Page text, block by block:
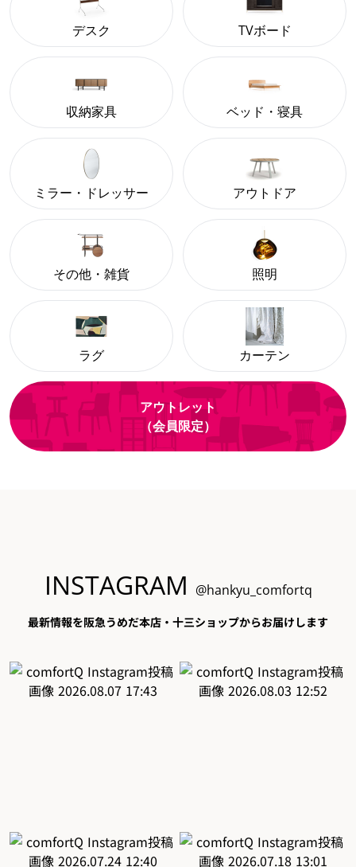
デスク TVボード
収納家具 ベッド・寝具
ミラー・ドレッサー アウトドア
その他・雑貨 照明
ラグ カーテン
アウトレット
（会員限定）
INSTAGRAM @hankyu_comfortq
最新情報を阪急うめだ本店・十三ショップからお届けします